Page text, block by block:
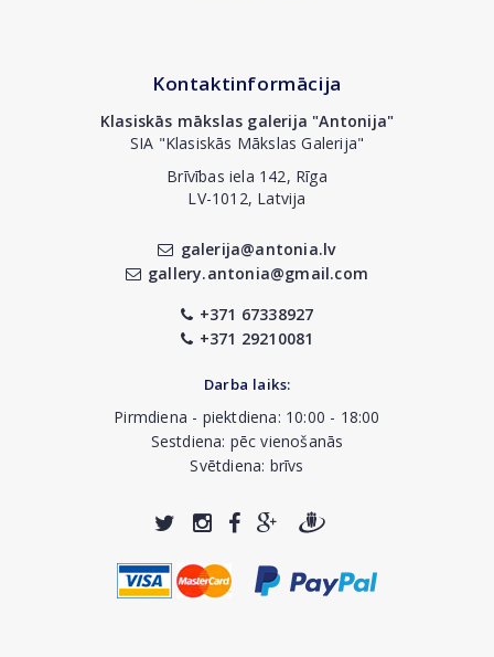
Kontaktinformācija
Klasiskās mākslas galerija "Antonija"
SIA "Klasiskās Mākslas Galerija"
Brīvības iela 142, Rīga
LV-1012, Latvija
galerija@antonia.lv
gallery.antonia@gmail.com
+371 67338927
+371 29210081
Darba laiks:
Pirmdiena - piektdiena: 10:00 - 18:00
Sestdiena: pēc vienošanās
Svētdiena: brīvs